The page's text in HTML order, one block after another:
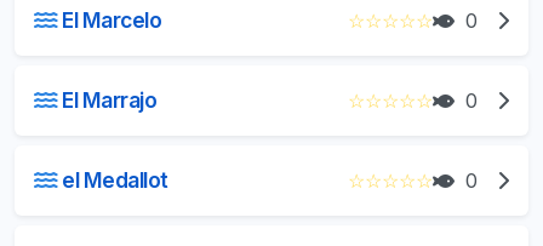
El Marcelo ☆☆☆☆☆ 0
El Marrajo ☆☆☆☆☆ 0
el Medallot ☆☆☆☆☆ 0